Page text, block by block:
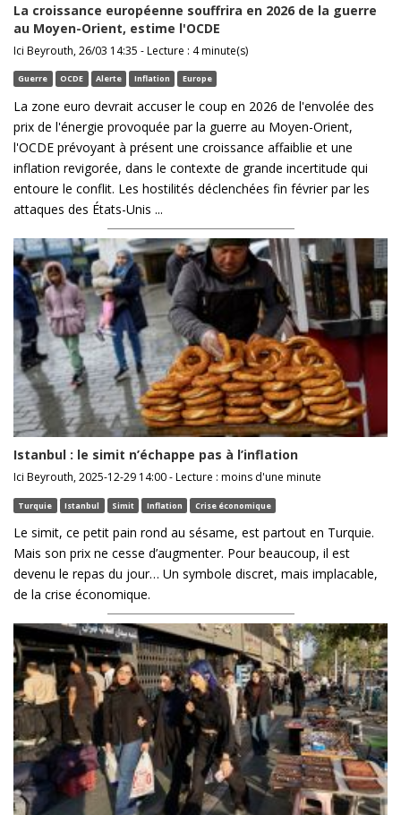
La croissance européenne souffrira en 2026 de la guerre
au Moyen-Orient, estime l'OCDE
Ici Beyrouth, 26/03 14:35 - Lecture : 4 minute(s)
Guerre OCDE Alerte Inflation Europe
La zone euro devrait accuser le coup en 2026 de l'envolée des
prix de l'énergie provoquée par la guerre au Moyen-Orient,
l'OCDE prévoyant à présent une croissance affaiblie et une
inflation revigorée, dans le contexte de grande incertitude qui
entoure le conflit. Les hostilités déclenchées fin février par les
attaques des États-Unis ...
Istanbul : le simit n’échappe pas à l’inflation
Ici Beyrouth, 2025-12-29 14:00 - Lecture : moins d'une minute
Turquie Istanbul Simit Inflation Crise économique
Le simit, ce petit pain rond au sésame, est partout en Turquie.
Mais son prix ne cesse d’augmenter. Pour beaucoup, il est
devenu le repas du jour… Un symbole discret, mais implacable,
de la crise économique.